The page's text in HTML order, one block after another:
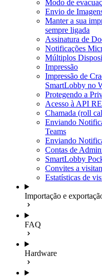
Modo de
Envio de
Manter a sua
sempre ligada
Assinatura de
Notificações
Múltiplos
Impressão
Impressão de
SmartLobby no
Protegendo a
Acesso à API
Chamada (roll
Enviando
Teams
Enviando
Contas de
SmartLobby
Convites a
Estatísticas de
Importação e
FAQ
Hardware